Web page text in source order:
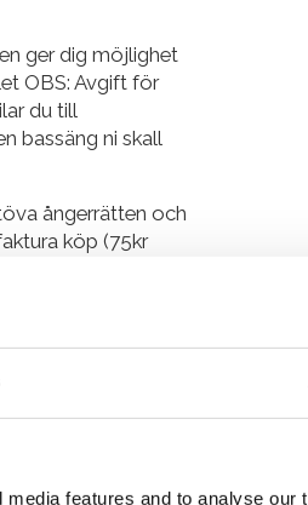
features and to analyse our
ger dig möjlighet
OBS: Avgift för
du till
bassäng ni skall
ångerrätten och
köp (75kr
startdatum
på kursen ni
man 24h (från
till